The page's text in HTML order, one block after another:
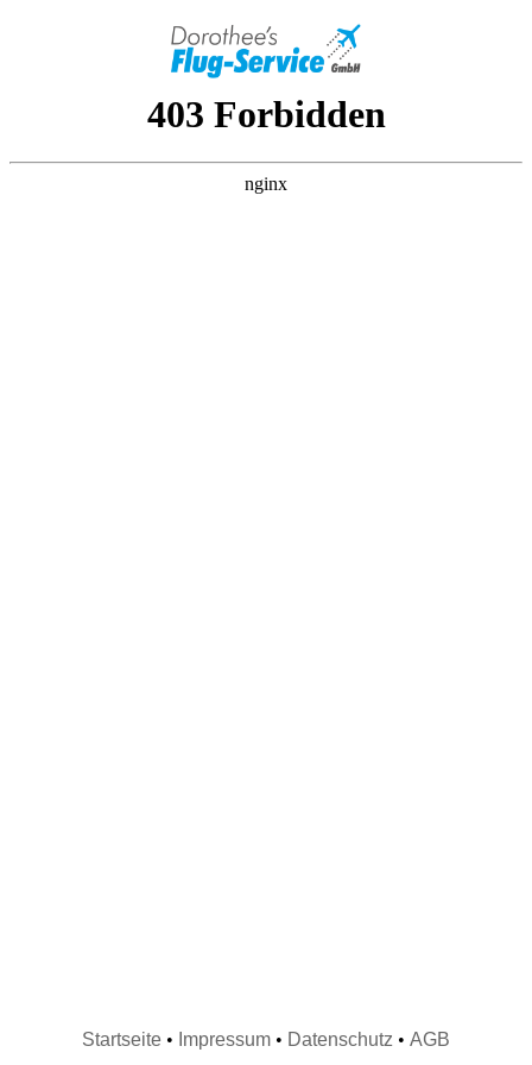
Startseite • Impressum • Datenschutz • AGB